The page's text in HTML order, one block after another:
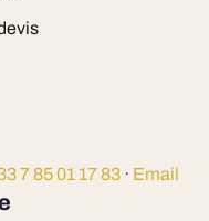
7 85 01 17 83· Email